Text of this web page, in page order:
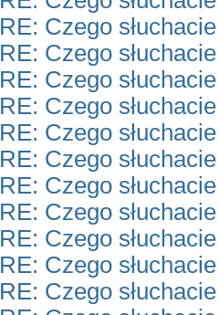
RE: Czego
RE: Czego
RE: Czego
RE: Czego
RE: Czego
RE: Czego
RE: Czego
RE: Czego
RE: Czego
RE: Czego
RE: Czego